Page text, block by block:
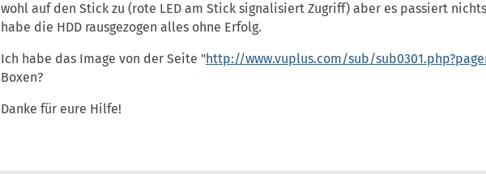
wohl auf den Stick zu (rote LED am Stick signalisiert Zugriff) aber es passiert
habe die HDD rausgezogen alles ohne Erfolg.
Ich habe das Image von der Seite "http://www.vuplus.com/sub/
Boxen?
Danke für eure Hilfe!